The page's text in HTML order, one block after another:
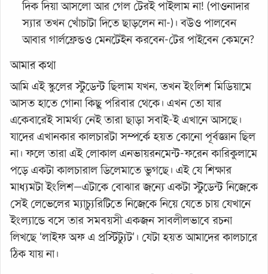
দিক দিয়া আসলো আর গেল টেরই পাইলাম না! (পাওনাদার
স্যার তখন খোঁচাটা দিতে ছাড়লেন না-)। বউও পালবেন
আবার গার্লফ্রেন্ডও মেনটেইন করবেন-টের পাইবেন কেমনে?
আমার কথা
আমি এই স্কুলের স্টুডেন্ট ছিলাম যখন, তখন ইংলিশ মিডিয়ামে
আসত হাতে গোনা কিছু পরিবার থেকে। এখন তো যার
একেবারেই সামর্থ্য নেই তারা ছাড়া সবাই-ই এখানে আসছে।
যাদের এখানকার কালচারটা সম্পর্কে হয়ত কোনো পূর্বজ্ঞান ছিল
না। ফলে তারা এই লোকাল এনভায়রনমেন্ট-ফরেন কারিকুলামে
পড়ে একটা কালচারাল ডিলেমাতে ভুগছে। এই যে শিক্ষার
মাধ্যমটা ইংলিশ—এটাকে বোঝার জন্যে একটা স্টুডেন্ট নিজেকে
সেই লেভেলের ম্যাচ্যুরিটিতে নিজেকে নিয়ে যেতে চায় যেখানে
ইংল্যান্ডে বসে তার সমবয়সী একজন সাবলীলভাবে রচনা
লিখছে ‘লাইফ অফ এ প্রস্টিট্যুট’। যেটা হয়ত আমাদের কালচারে
ঠিক যায় না।